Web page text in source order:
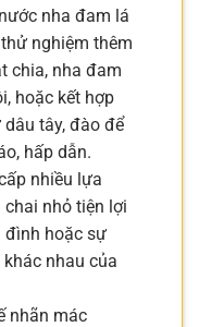
nha đam lá
nghiệm thêm
chia, nha đam
hoặc kết hợp
tây, đào để
hấp dẫn.
nhiều lựa
nhỏ tiện lợi
đình hoặc sự
nhau của
nhãn mác